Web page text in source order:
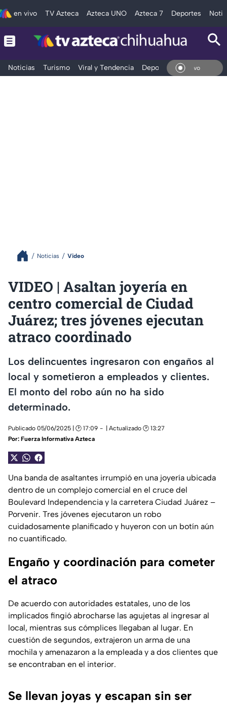
en vivo TV Azteca Azteca UNO Azteca 7 Deportes
Noticias Turismo Viral y Tendencia Deportes Espectáculos
En Vivo
Noticias Video
VIDEO | Asaltan joyería en
centro comercial de Ciudad
Juárez; tres jóvenes ejecutan
atraco coordinado
Los delincuentes ingresaron con engaños al
local y sometieron a empleados y clientes.
El monto del robo aún no ha sido
determinado.
Publicado 05/06/2025 | 🕑 17:09
| Actualizado 🕑 13:27
Por: Fuerza Informativa Azteca
Una banda de asaltantes irrumpió en una joyería ubicada
dentro de un complejo comercial en el cruce del
Boulevard Independencia y la carretera Ciudad Juárez –
Porvenir. Tres jóvenes ejecutaron un robo
cuidadosamente planificado y huyeron con un botín aún
no cuantificado.
Engaño y coordinación para cometer
el atraco
De acuerdo con autoridades estatales, uno de los
implicados fingió abrocharse las agujetas al ingresar al
local, mientras sus cómplices llegaban al lugar. En
cuestión de segundos, extrajeron un arma de una
mochila y amenazaron a la empleada y a dos clientes que
se encontraban en el interior.
Se llevan joyas y escapan sin ser